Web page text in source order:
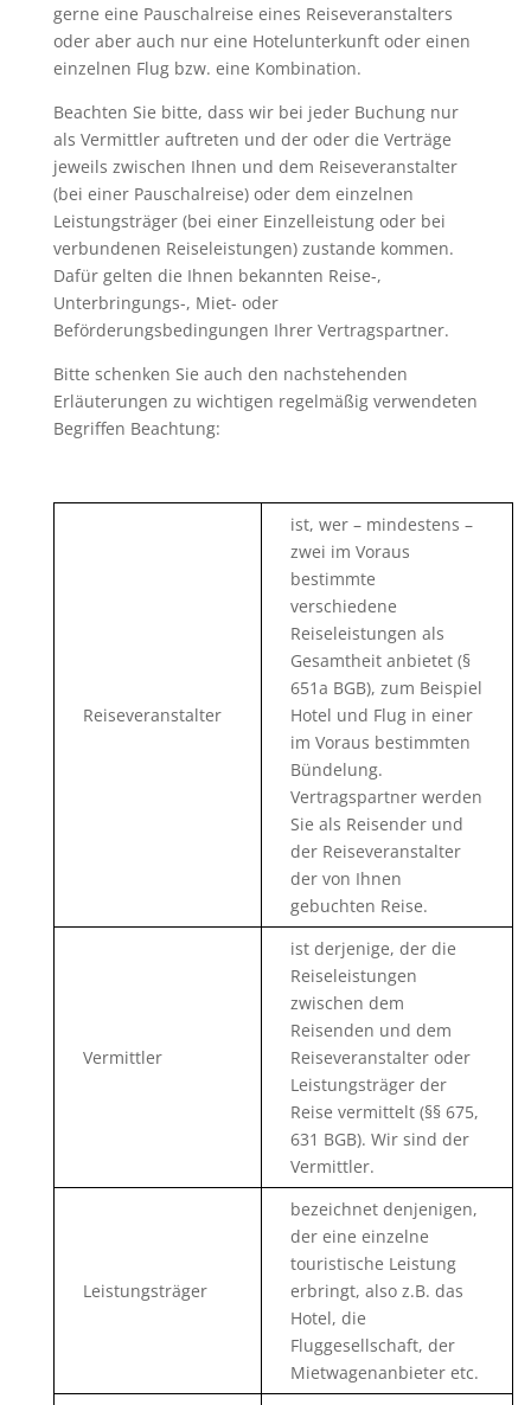
gerne eine Pauschalreise eines Reiseveranstalters
oder aber auch nur eine Hotelunterkunft oder einen
einzelnen Flug bzw. eine Kombination.
Beachten Sie bitte, dass wir bei jeder Buchung nur
als Vermittler auftreten und der oder die Verträge
jeweils zwischen Ihnen und dem Reiseveranstalter
(bei einer Pauschalreise) oder dem einzelnen
Leistungsträger (bei einer Einzelleistung oder bei
verbundenen Reiseleistungen) zustande kommen.
Dafür gelten die Ihnen bekannten Reise-,
Unterbringungs-, Miet- oder
Beförderungsbedingungen Ihrer Vertragspartner.
Bitte schenken Sie auch den nachstehenden
Erläuterungen zu wichtigen regelmäßig verwendeten
Begriffen Beachtung:
Reiseveranstalter
ist, wer – mindestens –
zwei im Voraus
bestimmte
verschiedene
Reiseleistungen als
Gesamtheit anbietet (§
651a BGB), zum Beispiel
Hotel und Flug in einer
im Voraus bestimmten
Bündelung.
Vertragspartner werden
Sie als Reisender und
der Reiseveranstalter
der von Ihnen
gebuchten Reise.
Vermittler
ist derjenige, der die
Reiseleistungen
zwischen dem
Reisenden und dem
Reiseveranstalter oder
Leistungsträger der
Reise vermittelt (§§ 675,
631 BGB). Wir sind der
Vermittler.
Leistungsträger
bezeichnet denjenigen,
der eine einzelne
touristische Leistung
erbringt, also z.B. das
Hotel, die
Fluggesellschaft, der
Mietwagenanbieter etc.